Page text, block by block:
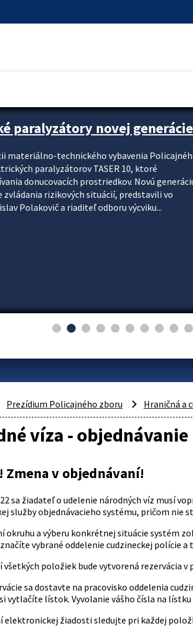
paralyzátory novej generácie
materiálno-technického vybavenia
paralyzátorov TASER 10, ktoré
donucovacích prostriedkov. Novú
rizikových situácií, predstavili vo
Polakovič a riaditeľ odboru výcviku...
Prezídium Policajného zboru Hraničná a
víza - objednávanie
Zmena v objednávaní!
sa žiadateľ o udelenie národných víz musí
služby objednávacieho systému, pričom nie
okruhu a výberu konkrétnej situácie systém
vybrané oddelenie cudzineckej polície
všetkých položiek bude vytvorená rezervácia
sa dostavte na pracovisko oddelenia
vytlačíte lístok. Vyvolanie vášho čísla na
elektronickej žiadosti sledujte pri každej